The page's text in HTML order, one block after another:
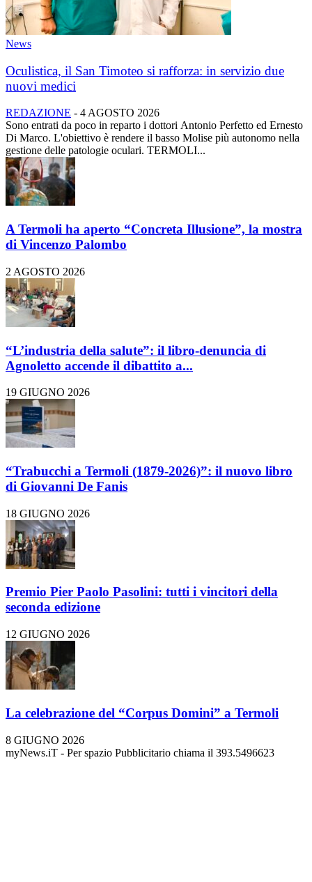
News
Oculistica, il San Timoteo si rafforza: in servizio due
nuovi medici
REDAZIONE - 4 AGOSTO 2026
Sono entrati da poco in reparto i dottori Antonio Perfetto ed Ernesto
Di Marco. L'obiettivo è rendere il basso Molise più autonomo nella
gestione delle patologie oculari. TERMOLI...
A Termoli ha aperto “Concreta Illusione”, la mostra
di Vincenzo Palombo
2 AGOSTO 2026
“L’industria della salute”: il libro-denuncia di
Agnoletto accende il dibattito a...
19 GIUGNO 2026
“Trabucchi a Termoli (1879-2026)”: il nuovo libro
di Giovanni De Fanis
18 GIUGNO 2026
Premio Pier Paolo Pasolini: tutti i vincitori della
seconda edizione
12 GIUGNO 2026
La celebrazione del “Corpus Domini” a Termoli
8 GIUGNO 2026
myNews.iT - Per spazio Pubblicitario chiama il 393.5496623